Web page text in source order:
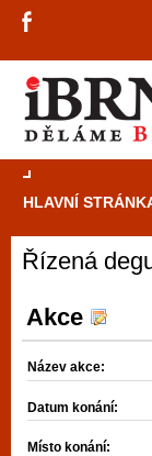
HLAVNÍ
Řízená
Akce
Název akce:
Datum konání:
Místo konání: